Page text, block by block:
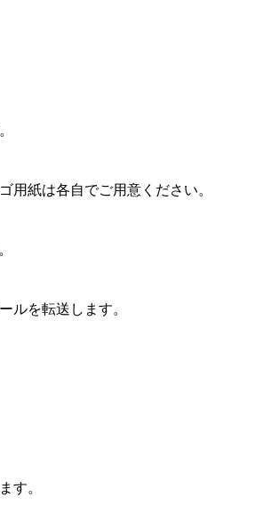
用紙は各自でご用意ください。
ルを転送します。
す。